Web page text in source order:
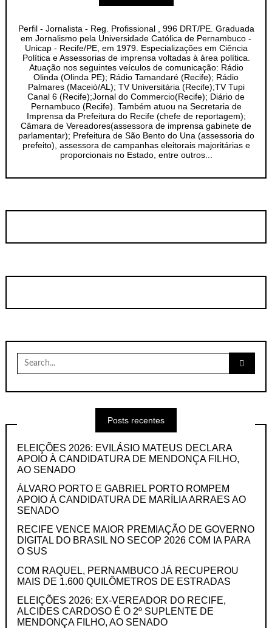
Perfil - Jornalista - Reg. Profissional , 996 DRT/PE. Graduada
em Jornalismo pela Universidade Católica de Pernambuco -
Unicap - Recife/PE, em 1979. Especializações em Ciência
Política e Assessorias de imprensa voltadas à área política.
Atuação nos seguintes veículos de comunicação: Rádio
Olinda (Olinda PE); Rádio Tamandaré (Recife); Rádio
Palmares (Maceió/AL); TV Universitária (Recife);TV Tupi
Canal 6 (Recife);Jornal do Commercio(Recife); Diário de
Pernambuco (Recife). Também atuou na Secretaria de
Imprensa da Prefeitura do Recife (chefe de reportagem);
Câmara de Vereadores(assessora de imprensa gabinete de
parlamentar); Prefeitura de São Bento do Una (assessoria do
prefeito), assessora de campanhas eleitorais majoritárias e
proporcionais no Estado, entre outros...
Search
for:
Posts recentes
ELEIÇÕES 2026: EVILÁSIO MATEUS DECLARA
APOIO À CANDIDATURA DE MENDONÇA FILHO,
AO SENADO
ÁLVARO PORTO E GABRIEL PORTO ROMPEM
APOIO À CANDIDATURA DE MARÍLIA ARRAES AO
SENADO
RECIFE VENCE MAIOR PREMIAÇÃO DE GOVERNO
DIGITAL DO BRASIL NO SECOP 2026 COM IA PARA
O SUS
COM RAQUEL, PERNAMBUCO JÁ RECUPEROU
MAIS DE 1.600 QUILÔMETROS DE ESTRADAS
ELEIÇÕES 2026: EX-VEREADOR DO RECIFE,
ALCIDES CARDOSO É O 2º SUPLENTE DE
MENDONÇA FILHO, AO SENADO